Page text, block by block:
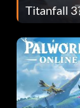
Titanfall
Fans Are